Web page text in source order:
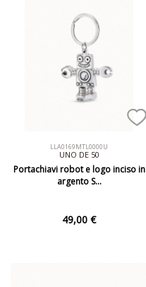
LLA0169MTL0000U
UNO DE 50
Portachiavi robot e logo inciso in
argento S…
49,00 €